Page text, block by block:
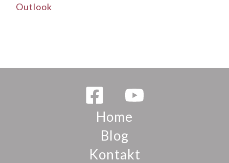
Outlook
Home
Blog
Kontakt